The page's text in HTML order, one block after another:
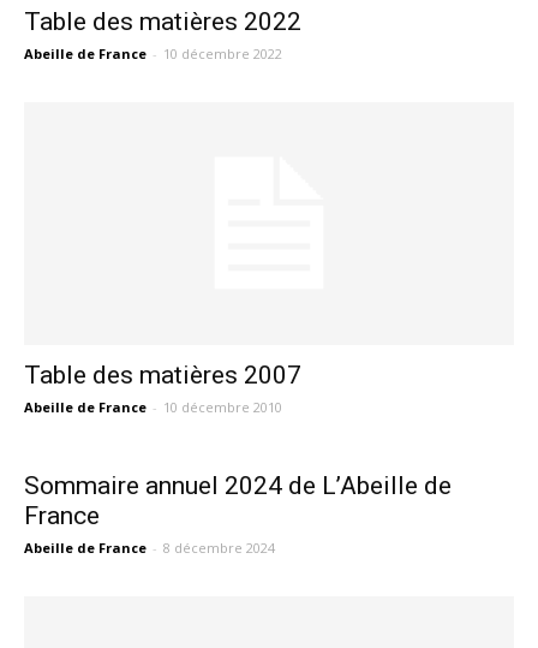
Table des matières 2022
Abeille de France - 10 décembre 2022
Table des matières 2007
Abeille de France - 10 décembre 2010
Sommaire annuel 2024 de L’Abeille de
France
Abeille de France - 8 décembre 2024